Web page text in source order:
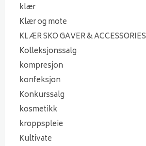
klær
Klær og mote
KLÆR SKO GAVER & ACCESSORIES
Kolleksjonssalg
kompresjon
konfeksjon
Konkurssalg
kosmetikk
kroppspleie
Kultivate